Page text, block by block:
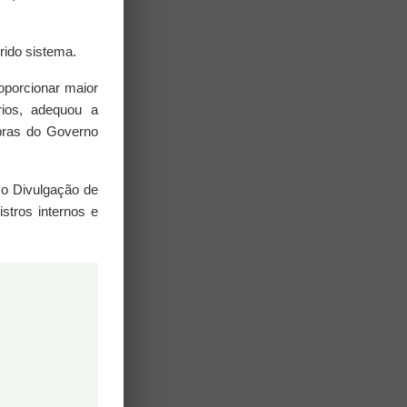
À
sistema.
maior
adequou a
do Governo
Divulgação de
internos e